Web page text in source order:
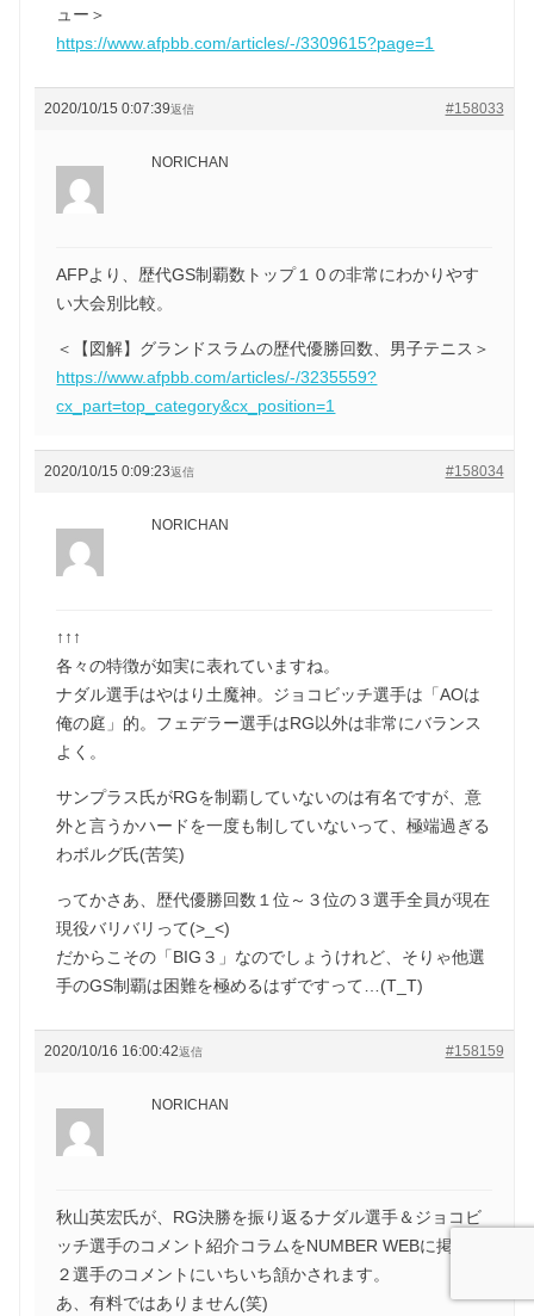
ュー＞
https://www.afpbb.com/articles/-/3309615?page=1
2020/10/15 0:07:39 #158033
返信
NORICHAN
AFPより、歴代GS制覇数トップ１０の非常にわかりやす
い大会別比較。
＜【図解】グランドスラムの歴代優勝回数、男子テニス＞
https://www.afpbb.com/articles/-/3235559?
cx_part=top_category&cx_position=1
2020/10/15 0:09:23 #158034
返信
NORICHAN
↑↑↑
各々の特徴が如実に表れていますね。
ナダル選手はやはり土魔神。ジョコビッチ選手は「AOは
俺の庭」的。フェデラー選手はRG以外は非常にバランス
よく。
サンプラス氏がRGを制覇していないのは有名ですが、意
外と言うかハードを一度も制していないって、極端過ぎる
わボルグ氏(苦笑)
ってかさあ、歴代優勝回数１位～３位の３選手全員が現在
現役バリバリって(>_<)
だからこその「BIG３」なのでしょうけれど、そりゃ他選
手のGS制覇は困難を極めるはずですって…(T_T)
2020/10/16 16:00:42 #158159
返信
NORICHAN
秋山英宏氏が、RG決勝を振り返るナダル選手＆ジョコビ
ッチ選手のコメント紹介コラムをNUMBER WEBに掲載。
２選手のコメントにいちいち頷かされます。
あ、有料ではありません(笑)